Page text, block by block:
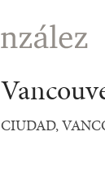
CIUDAD,